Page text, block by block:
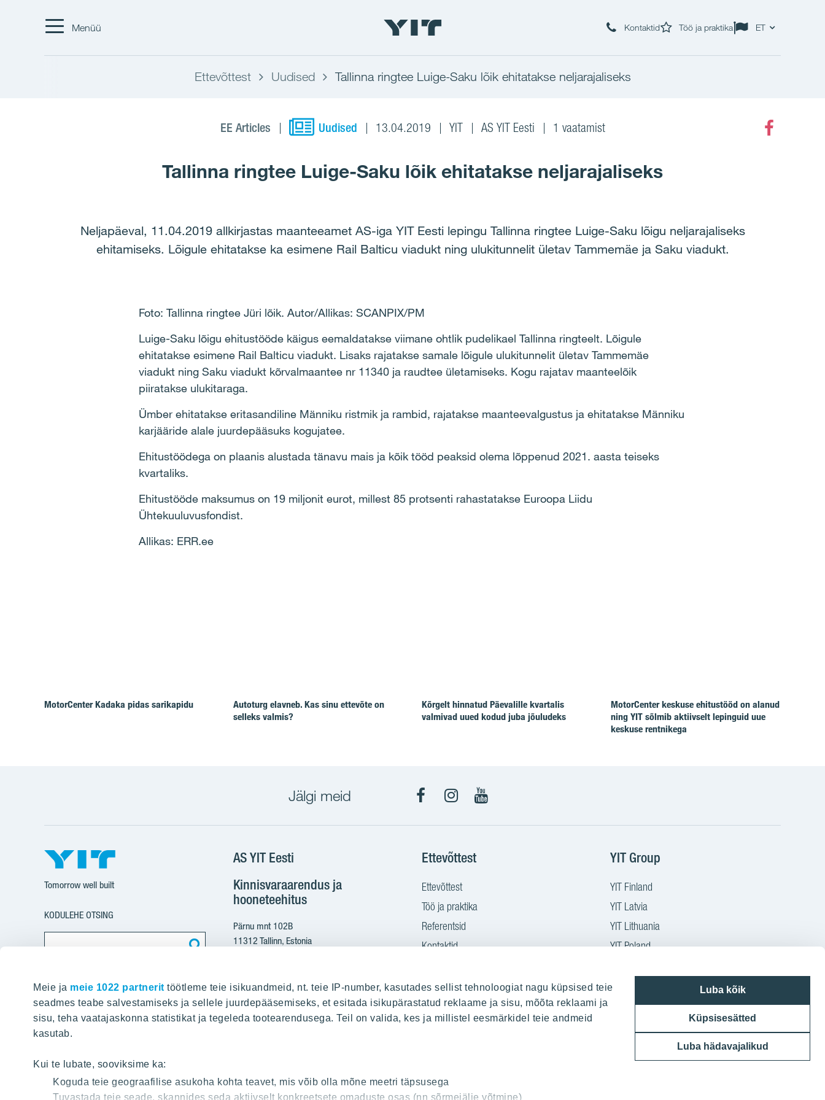
Meie ja meie 1022 partnerit töötleme teie isikuandmeid, nt. teie IP-number, kasutades sellist tehnoloogiat nagu küpsised teie
seadmes teabe salvestamiseks ja sellele juurdepääsemiseks, et esitada isikupärastatud reklaame ja sisu, mõõta reklaami ja
sisu, teha vaatajaskonna statistikat ja tegeleda tootearendusega. Teil on valida, kes ja millistel eesmärkidel teie andmeid
kasutab.
Kui te lubate, sooviksime ka:
Koguda teie geograafilise asukoha kohta teavet, mis võib olla mõne meetri täpsusega
Tuvastada teie seade, skannides seda aktiivselt konkreetsete omaduste osas (nn sõrmejälje võtmine)
Luba kõik
Küpsisesätted
Luba hädavajalikud
Menüü Kontaktid Töö ja praktika ET
Ettevõttest Uudised Tallinna ringtee Luige-Saku lõik ehitatakse neljarajaliseks
EE Articles Uudised 13.04.2019 YIT AS YIT Eesti 1 vaatamist
Tallinna ringtee Luige-Saku lõik ehitatakse neljarajaliseks
Neljapäeval, 11.04.2019 allkirjastas maanteeamet AS-iga YIT Eesti lepingu Tallinna ringtee Luige-Saku lõigu neljarajaliseks
ehitamiseks. Lõigule ehitatakse ka esimene Rail Balticu viadukt ning ulukitunnelit ületav Tammemäe ja Saku viadukt.
Foto: Tallinna ringtee Jüri lõik. Autor/Allikas: SCANPIX/PM
Luige-Saku lõigu ehitustööde käigus eemaldatakse viimane ohtlik pudelikael Tallinna ringteelt. Lõigule
ehitatakse esimene Rail Balticu viadukt. Lisaks rajatakse samale lõigule ulukitunnelit ületav Tammemäe
viadukt ning Saku viadukt kõrvalmaantee nr 11340 ja raudtee ületamiseks. Kogu rajatav maanteelõik
piiratakse ulukitaraga.
Ümber ehitatakse eritasandiline Männiku ristmik ja rambid, rajatakse maanteevalgustus ja ehitatakse Männiku
karjääride alale juurdepääsuks kogujatee.
Ehitustöödega on plaanis alustada tänavu mais ja kõik tööd peaksid olema lõppenud 2021. aasta teiseks
kvartaliks.
Ehitustööde maksumus on 19 miljonit eurot, millest 85 protsenti rahastatakse Euroopa Liidu
Ühtekuuluvusfondist.
Allikas: ERR.ee
MotorCenter Kadaka pidas sarikapidu
Autoturg elavneb. Kas sinu ettevõte on
selleks valmis?
Kõrgelt hinnatud Päevalille kvartalis
valmivad uued kodud juba jõuludeks
MotorCenter keskuse ehitustööd on alanud
ning YIT sõlmib aktiivselt lepinguid uue
keskuse rentnikega
Jälgi meid
Tomorrow well built
KODULEHE OTSING
AS YIT Eesti
Kinnisvaraarendus ja
hooneteehitus
Pärnu mnt 102B
11312 Tallinn, Estonia
+372 665 2100
yit@yit.ee
Registrikood: 10093801
Ettevõttest
Ettevõttest
Töö ja praktika
Referentsid
Kontaktid
YIT Group
YIT Finland
YIT Latvia
YIT Lithuania
YIT Poland
YIT Slovakia
YIT Group